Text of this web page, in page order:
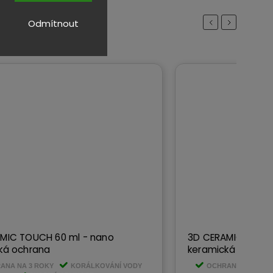
Odmítnout Previous
TOUCH 60 ml - nano
ochrana
NA 3 ROKY
KORÁLKOVÁNÍ VODY
3D CERAMIC
keramická
OCHRANA NA 3
Next